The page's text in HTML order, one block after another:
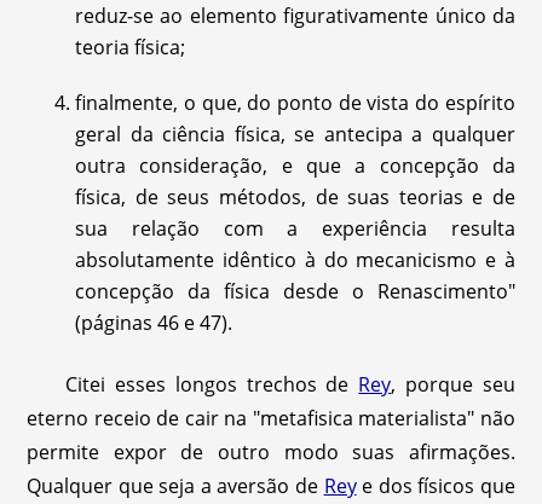
reduz-se ao elemento figurativamente único da
teoria física;
finalmente, o que, do ponto de vista do espírito
geral da ciência física, se antecipa a qualquer
outra consideração, e que a concepção da
física, de seus métodos, de suas teorias e de
sua relação com a experiência resulta
absolutamente idêntico à do mecanicismo e à
concepção da física desde o Renascimento"
(páginas 46 e 47).
Citei esses longos trechos de Rey, porque seu
eterno receio de cair na "metafisica materialista" não
permite expor de outro modo suas afirmações.
Qualquer que seja a aversão de Reye dos físicos que